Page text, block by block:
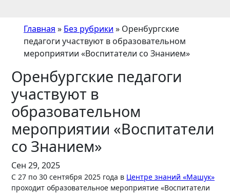
Главная » Без рубрики » Оренбургские
педагоги участвуют в образовательном
мероприятии «Воспитатели со Знанием»
Оренбургские педагоги
участвуют в
образовательном
мероприятии «Воспитатели
со Знанием»
Сен 29, 2025
С 27 по 30 сентября 2025 года в Центре знаний «Машук»
проходит образовательное мероприятие «Воспитатели